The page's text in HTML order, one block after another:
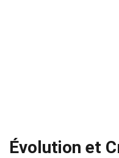
Évolution et